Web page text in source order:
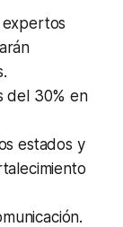
expertos
del 30% en
estados y